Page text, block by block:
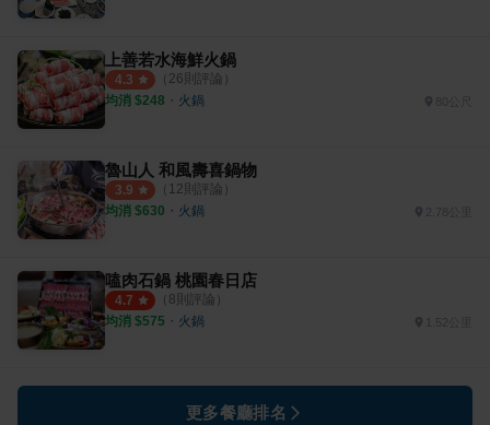
上善若水海鮮火鍋
4.3 （ 26則評論）
均消 $248 ・ 火鍋
魯山人 和風壽喜鍋物
3.9 （ 12則評論）
均消 $630 ・ 火鍋
嗑肉石鍋 桃園春日店
4.7 （ 8則評論）
均消 $575 ・ 火鍋 1.52公里
更多餐廳排名